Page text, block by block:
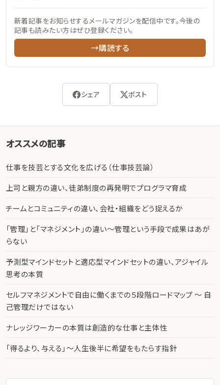
新着記事をお知らせするメールマガジンを配信中です。今後の
記事も読みたい方はぜひ登録ください。
→購読する
シェア ポスト
オススメの記事
仕事を技芸とする文化を広げる（仕事技芸論）
上司と親方の違い、徒弟制度の再発明でプログラマ育成
チームとコミュニティの違い、会社・組織をどう捉えるか
「管理」と「マネジメント」の違い〜管理という手段で成果はあが
らない
予測型マインドセットと適応型マインドセットの違い、アジャイル
思考の本質
セルフマネジメントで自由に働くまでの５段階ロードマップ 〜 自
己管理だけではない
ナレッジワーカーの本質は創造的な仕事と主体性
「得るより、与える」〜人生後半に希望をもたらす指針